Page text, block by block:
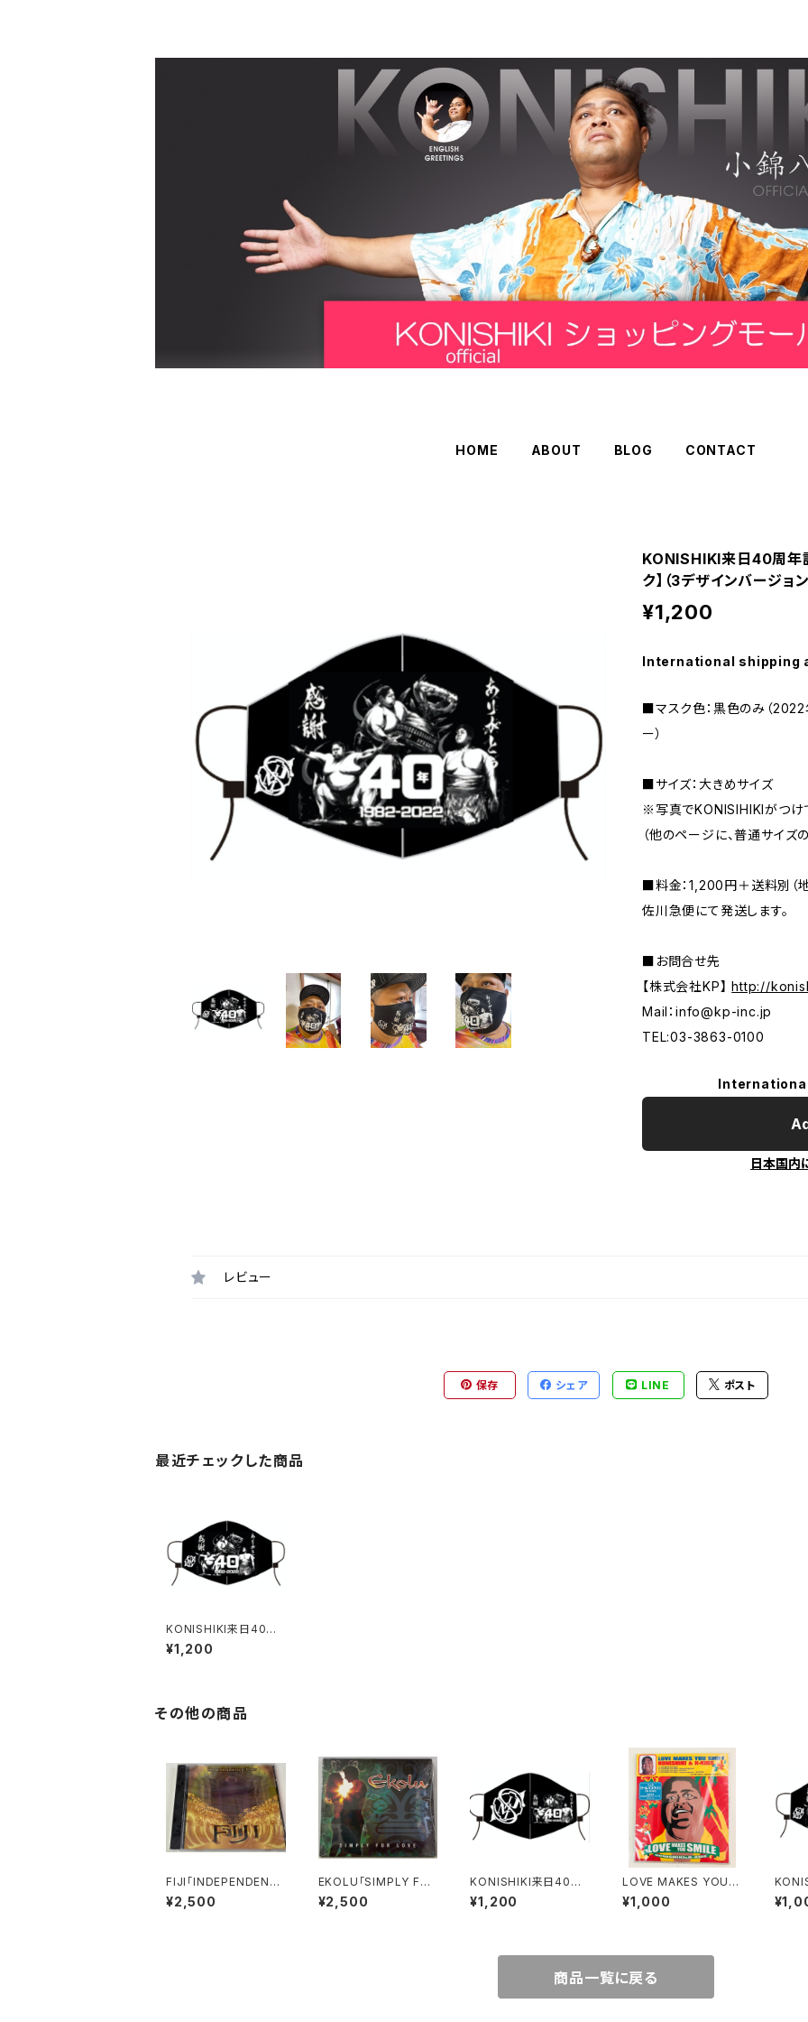
HOME ABOUT BLOG CONTACT
KONISHIKI来日40周年
ク】（3デザインバージョ
¥1,200
International shipping
■マスク色：黒色のみ（
ー）
■サイズ：大きめサイズ
※写真でKONISIHIKIがつけ
（他のページに、普通サイズ
■料金：1,200円＋送料別（
佐川急便にて発送します。
■お問合せ先
【株式会社KP】http://
Mail： info@kp-inc.jp
TEL:03-3863-0100
日本国内
レビュー
保存 シェア LINE ポスト
最近チェックした商品
KONISHIKI来日40周
年記念バージョン【KO
NISHIKIマスク】（3デザ
¥1,200
その他の商品
FIJI「INDEPENDENCE
DAY」
¥2,500
EKOLU「SIMPLY FO
R LOVE」
¥2,500
KONISHIKI来日40周
年記念バージョン【KO
NISHIKIマスク】“大き
¥1,200
LOVE MAKES YOU S
MILE
¥1,000
年記
商品一覧に戻る